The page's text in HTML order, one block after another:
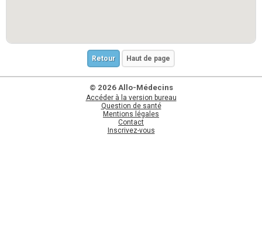
Retour Haut de page
© 2026 Allo-Médecins
Accéder à la version bureau
Question de santé
Mentions légales
Contact
Inscrivez-vous